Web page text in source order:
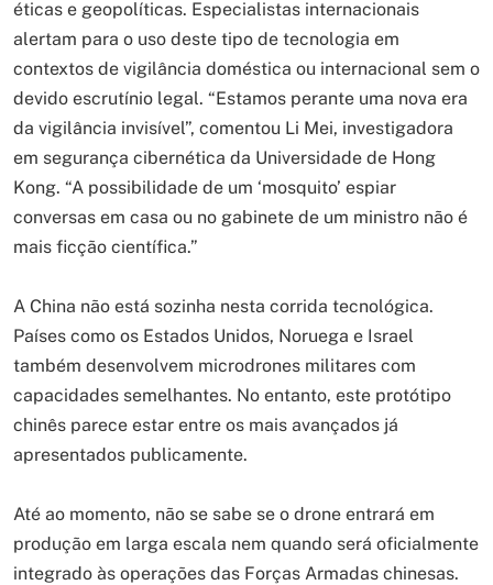
éticas e geopolíticas. Especialistas internacionais
alertam para o uso deste tipo de tecnologia em
contextos de vigilância doméstica ou internacional sem o
devido escrutínio legal. “Estamos perante uma nova era
da vigilância invisível”, comentou Li Mei, investigadora
em segurança cibernética da Universidade de Hong
Kong. “A possibilidade de um ‘mosquito’ espiar
conversas em casa ou no gabinete de um ministro não é
mais ficção científica.”
A China não está sozinha nesta corrida tecnológica.
Países como os Estados Unidos, Noruega e Israel
também desenvolvem microdrones militares com
capacidades semelhantes. No entanto, este protótipo
chinês parece estar entre os mais avançados já
apresentados publicamente.
Até ao momento, não se sabe se o drone entrará em
produção em larga escala nem quando será oficialmente
integrado às operações das Forças Armadas chinesas.